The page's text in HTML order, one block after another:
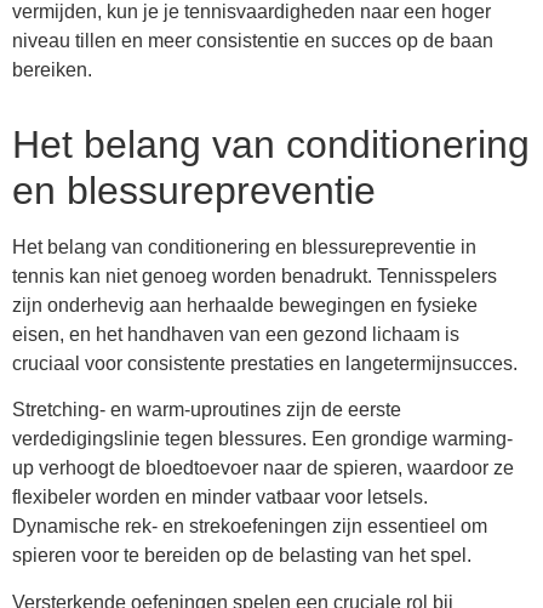
vermijden, kun je je tennisvaardigheden naar een hoger
niveau tillen en meer consistentie en succes op de baan
bereiken.
Het belang van conditionering
en blessurepreventie
Het belang van conditionering en blessurepreventie in
tennis kan niet genoeg worden benadrukt. Tennisspelers
zijn onderhevig aan herhaalde bewegingen en fysieke
eisen, en het handhaven van een gezond lichaam is
cruciaal voor consistente prestaties en langetermijnsucces.
Stretching- en warm-uproutines zijn de eerste
verdedigingslinie tegen blessures. Een grondige warming-
up verhoogt de bloedtoevoer naar de spieren, waardoor ze
flexibeler worden en minder vatbaar voor letsels.
Dynamische rek- en strekoefeningen zijn essentieel om
spieren voor te bereiden op de belasting van het spel.
Versterkende oefeningen spelen een cruciale rol bij